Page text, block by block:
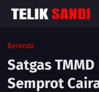
Beranda
Satgas TMMD
Semprot